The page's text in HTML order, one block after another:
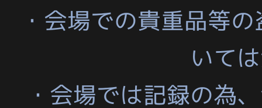
・会場での貴重品等
いて
・会場では記録の為